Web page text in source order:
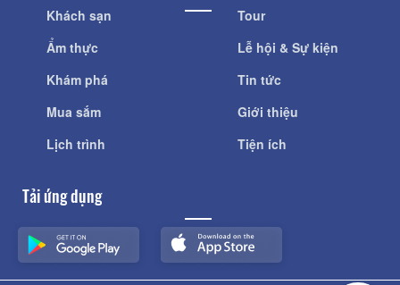
Khách sạn
Ẩm thực
Khám phá
Mua sắm
Lịch trình
Tour
Lễ hội & Sự kiện
Tin tức
Giới thiệu
Tiện ích
Tải ứng dụng